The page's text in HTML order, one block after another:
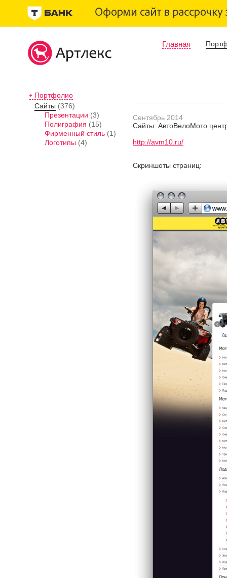
Главная
Портфолио
Сайты (376)
Презентации (3)
Полиграфия (15)
Фирменный стиль (1)
Логотипы (4)
Сентябрь 2014
Сайты: АвтоВелоМото
http://avm10.ru/
Скриншоты страниц: